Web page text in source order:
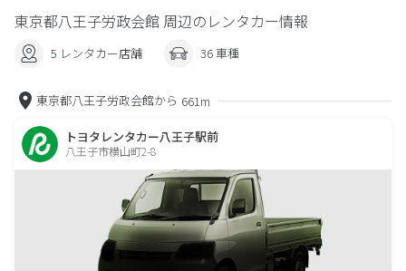
東京都八王子労政会館 周辺のレンタカー情報
5 レンタカー店舗 36 車種
東京都八王子労政会館から 661m
トヨタレンタカー八王子駅前
八王子市横山町2-8